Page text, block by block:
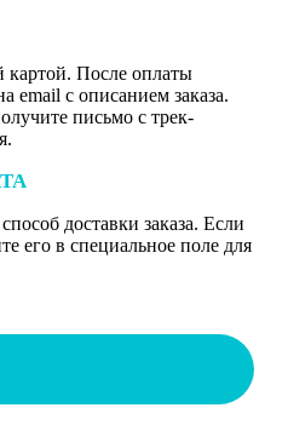
картой. После оплаты
email с описанием заказа.
письмо с трек-
доставки заказа. Если
его в специальное поле для